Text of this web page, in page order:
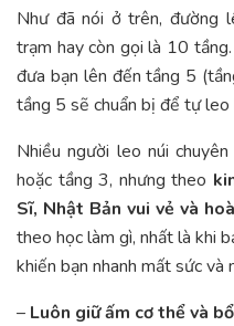
Như đã nói ở trên, đường
trạm hay còn gọi là 10
đưa bạn lên đến tầng 5
tầng 5 sẽ chuẩn bị để tự
Nhiều người leo núi
hoặc tầng 3, nhưng theo
Sĩ, Nhật Bản vui vẻ và
theo học làm gì, nhất là khi
khiến bạn nhanh mất sức và
– Luôn giữ ấm cơ thể và